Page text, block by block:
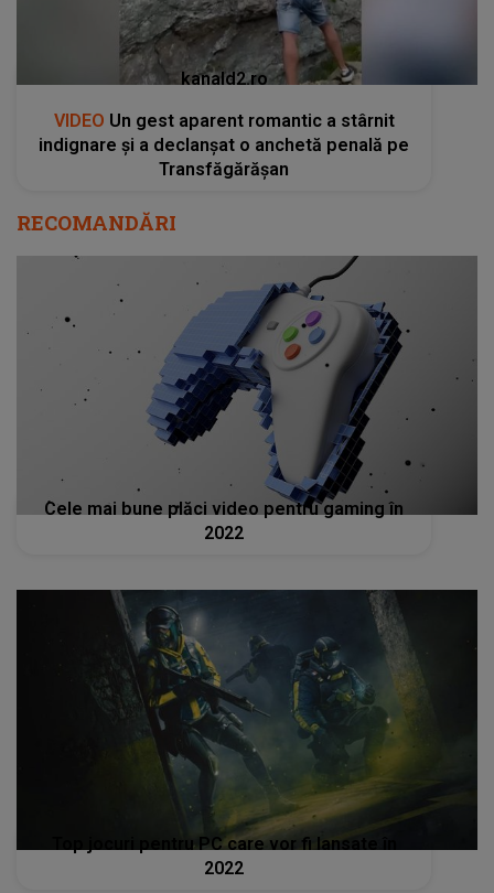
kanald2.ro
VIDEO Un gest aparent romantic a stârnit
indignare și a declanșat o anchetă penală pe
Transfăgărășan
RECOMANDĂRI
Cele mai bune plăci video pentru gaming în
2022
Top jocuri pentru PC care vor fi lansate în
2022